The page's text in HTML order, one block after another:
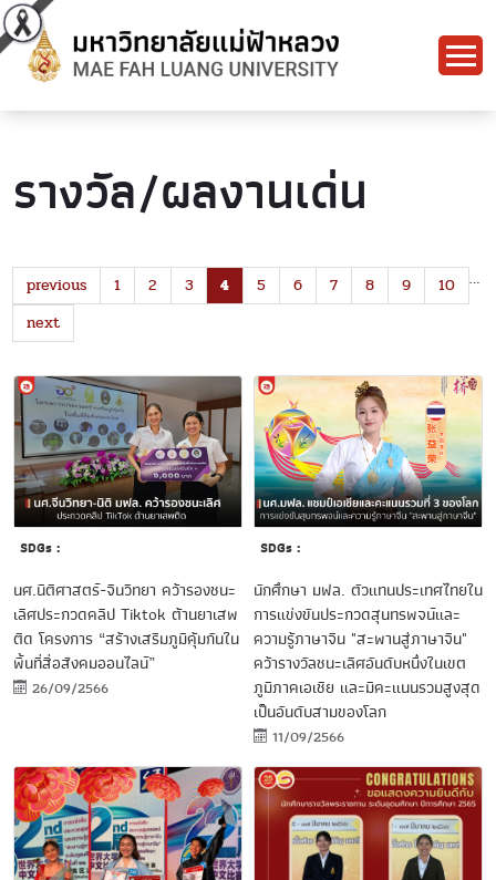
รางวัล/ผลงานเด่น
previous 1 2 3 4 5 6 7 8 9 10
…
next
SDGs :
นศ.นิติศาสตร์-จีนวิทยา คว้ารองชนะ
เลิศประกวดคลิป Tiktok ต้านยาเสพ
ติด โครงการ “สร้างเสริมภูมิคุ้มกันใน
พื้นที่สื่อสังคมออนไลน์”
26/09/2566
SDGs :
นักศึกษา มฟล. ตัวแทนประเทศไทยใน
การแข่งขันประกวดสุนทรพจน์และ
ความรู้ภาษาจีน "สะพานสู่ภาษาจีน"
คว้ารางวัลชนะเลิศอันดับหนึ่งในเขต
ภูมิภาคเอเชีย และมีคะแนนรวมสูงสุด
เป็นอันดับสามของโลก
11/09/2566